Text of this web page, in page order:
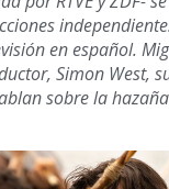
en español.
Simon West,
sobre la